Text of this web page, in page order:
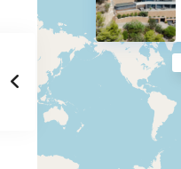
Balcón